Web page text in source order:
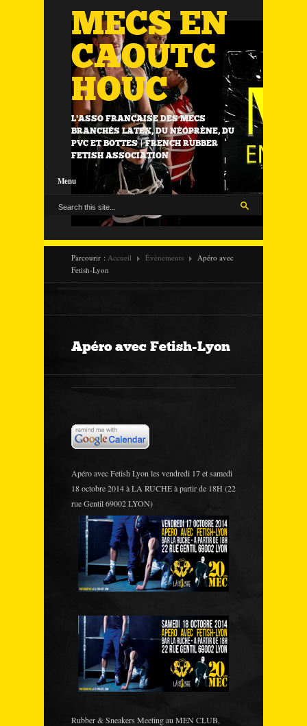
MECS EN
CAOUTC
HOUC
L'ASSO FRANÇAISE DES MECS
BRANCHÉS LATEX, DU NÉOPRÈNE, DU
PVC ET BOTTES | FRENCH RUBBER
FETISH ASSOCIATION
Menu
Parcourir : Accueil Évènements
Apéro avec
Fetish-Lyon
Apéro avec Fetish-Lyon
Apéro avec Fetish Lyon les vendredi 17 et samedi
18 octobre 2014 à LA RUCHE à partir de 18H (22
rue Gentil 69002 LYON)
Rubber & Sneakers Meeting au MEN CLUB,